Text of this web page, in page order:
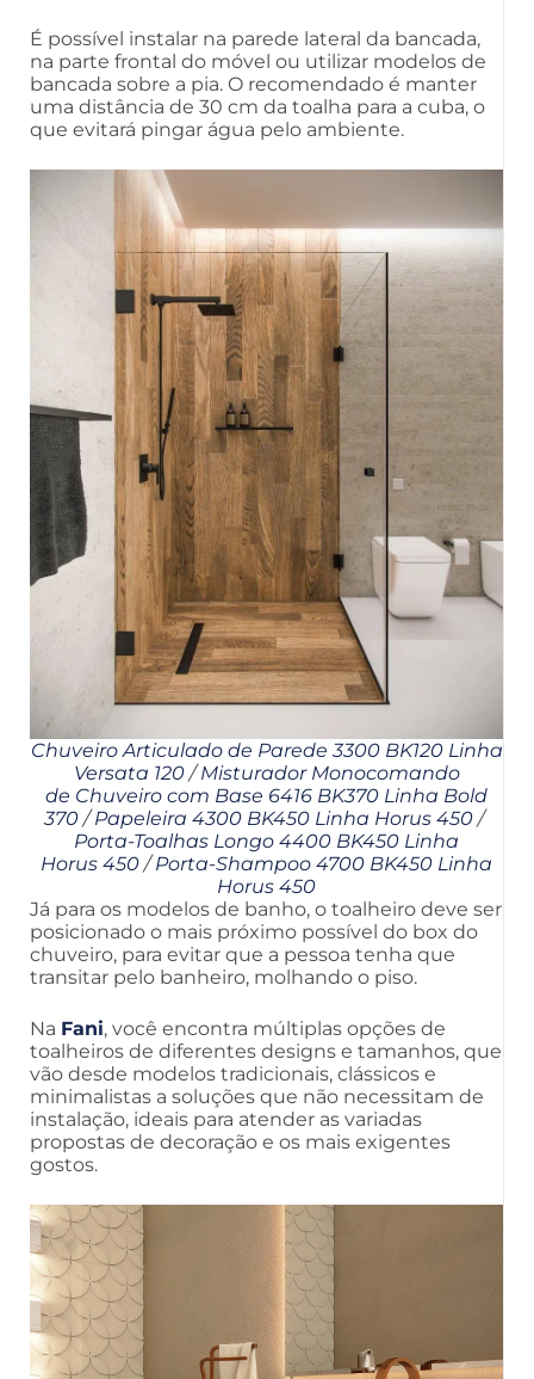
É possível instalar na parede lateral da bancada,
na parte frontal do móvel ou utilizar modelos de
bancada sobre a pia. O recomendado é manter
uma distância de 30 cm da toalha para a cuba, o
que evitará pingar água pelo ambiente.
Chuveiro Articulado de Parede 3300 BK120 Linha
Versata 120/Misturador Monocomando
de Chuveiro com Base 6416 BK370 Linha Bold
370 / Papeleira 4300 BK450 Linha Horus 450 /
Porta-Toalhas Longo 4400 BK450 Linha
Horus 450 / Porta-Shampoo 4700 BK450 Linha
Horus 450
Já para os modelos de banho, o toalheiro deve ser
posicionado o mais próximo possível do box do
chuveiro, para evitar que a pessoa tenha que
transitar pelo banheiro, molhando o piso.
Na Fani, você encontra múltiplas opções de
toalheiros de diferentes designs e tamanhos, que
vão desde modelos tradicionais, clássicos e
minimalistas a soluções que não necessitam de
instalação, ideais para atender as variadas
propostas de decoração e os mais exigentes
gostos.